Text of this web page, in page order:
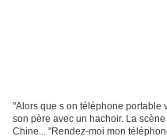
"Alors que s on téléphone portable
son père avec un hachoir. La
Chine... "Rendez-moi mon